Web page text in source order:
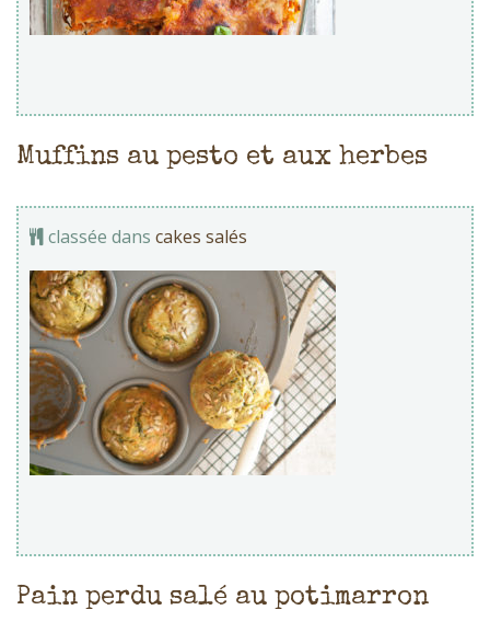
Muffins au pesto et aux herbes
classée dans cakes salés
Pain perdu salé au potimarron